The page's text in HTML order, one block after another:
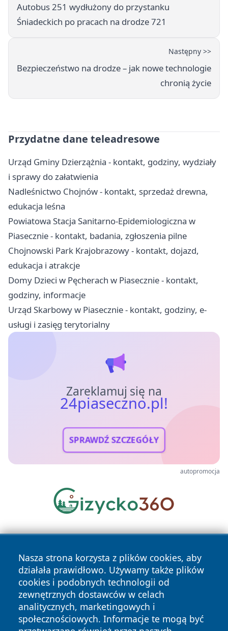
Autobus 251 wydłużony do przystanku
Śniadeckich po pracach na drodze 721
Następny >>
Bezpieczeństwo na drodze – jak nowe technologie
chronią życie
Przydatne dane teleadresowe
Urząd Gminy Dzierzążnia - kontakt, godziny, wydziały
i sprawy do załatwienia
Nadleśnictwo Chojnów - kontakt, sprzedaż drewna,
edukacja leśna
Powiatowa Stacja Sanitarno-Epidemiologiczna w
Piasecznie - kontakt, badania, zgłoszenia pilne
Chojnowski Park Krajobrazowy - kontakt, dojazd,
edukacja i atrakcje
Domy Dzieci w Pęcherach w Piasecznie - kontakt,
godziny, informacje
Urząd Skarbowy w Piasecznie - kontakt, godziny, e-
usługi i zasięg terytorialny
Zareklamuj się na
24piaseczno.pl!
SPRAWDŹ SZCZEGÓŁY
autopromocja
Nasza strona korzysta z plików cookies, aby
działała prawidłowo. Używamy także plików
cookies i podobnych technologii od
zewnętrznych dostawców w celach
analitycznych, marketingowych i
społecznościowych. Informacje te mogą być
Copyright © 2026 24piaseczno.pl Wszystkie prawa
zastrzeżone.